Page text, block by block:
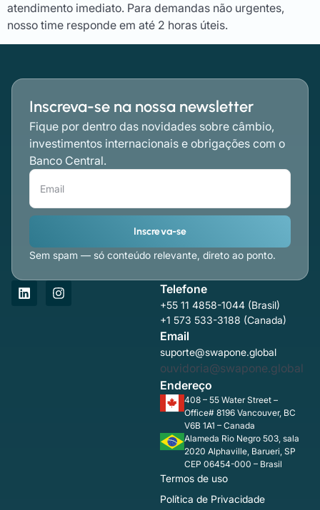
atendimento imediato. Para demandas não urgentes,
nosso time responde em até 2 horas úteis.
Inscreva-se na nossa newsletter
Fique por dentro das novidades sobre câmbio,
investimentos internacionais e obrigações com o
Banco Central.
Inscreva-se
Sem spam — só conteúdo relevante, direto ao ponto.
Telefone
+55 11 4858-1044 (Brasil)
+1 573 533-3188 (Canada)
Email
suporte@swapone.global
ouvidoria@swapone.global
Endereço
408 – 55 Water Street –
Office# 8196 Vancouver, BC
V6B 1A1 – Canada
Alameda Rio Negro 503, sala
2020 Alphaville, Barueri, SP
CEP 06454-000 – Brasil
Termos de uso
Política de Privacidade